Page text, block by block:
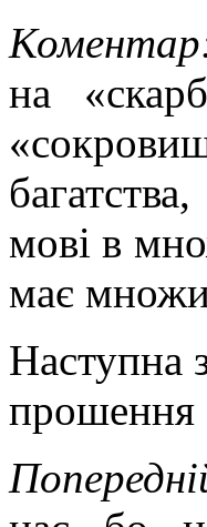
на
мові в
має
Наступна
прошення